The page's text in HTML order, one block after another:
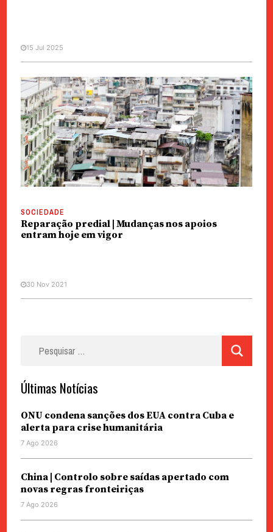
MANCHETE SOCIEDADE
Reparação Predial | Distribuídos
apoios de 8,3 milhões
15 Jul 2025
SOCIEDADE
Reparação predial | Mudanças nos apoios
entram hoje em vigor
30 Nov 2021
Últimas Notícias
ONU condena sanções dos EUA contra Cuba e
alerta para crise humanitária
7 Ago 2026
China | Controlo sobre saídas apertado com
novas regras fronteiriças
7 Ago 2026